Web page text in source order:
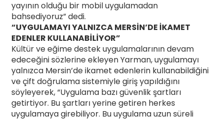
yayının olduğu bir mobil uygulamadan
bahsediyoruz” dedi.
“UYGULAMAYI YALNIZCA MERSİN’DE İKAMET
EDENLER KULLANABİLİYOR”
Kültür ve eğime destek uygulamalarının devam
edeceğini sözlerine ekleyen Yarman, uygulamayı
yalnızca Mersin’de ikamet edenlerin kullanabildiğini
ve çift doğrulama sistemiyle giriş yapıldığını
söyleyerek, “Uygulama bazı güvenlik şartları
getirtiyor. Bu şartları yerine getiren herkes
uygulamaya girebiliyor. Bu uygulama uzun süreli